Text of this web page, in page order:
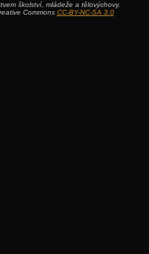
školství, mládeže a tělovýchovy.
Commons CC-BY-NC-SA 3.0